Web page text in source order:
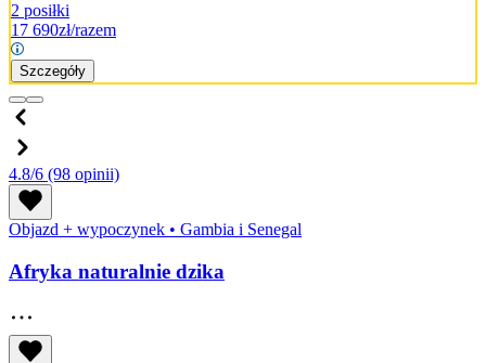
2 posiłki
17 690zł/razem
Szczegóły
4.8/6 (98 opinii)
Objazd + wypoczynek • Gambia i Senegal
Afryka naturalnie dzika